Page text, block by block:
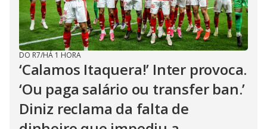
DO R7/HÁ 1 HORA
‘Calamos Itaquera!’ Inter provoca.
‘Ou paga salário ou transfer ban.’
Diniz reclama da falta de